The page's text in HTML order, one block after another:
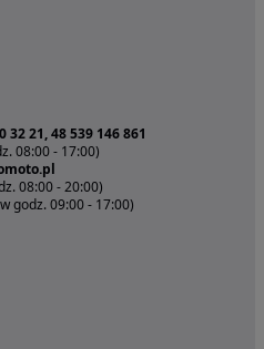
32 21, 48 539 146 861
08:00 - 17:00)
08:00 - 20:00)
godz. 09:00 - 17:00)